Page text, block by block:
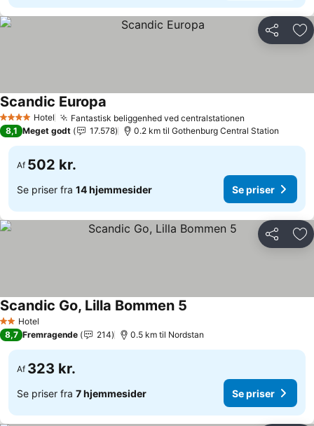
Del
4 StjernerHotel Fantastisk beliggenhed ved centralstationen
Scandic Europa
8,1 Meget godt 17.578 0.2 km til Gothenburg Central Station
Af 502 kr.
Se priser fra 14 hjemmesider Se priser
Del
2 Stjerner
Hotel
Scandic Go, Lilla Bommen 5
8,7 Fremragende 214 0.5 km til Nordstan
Af 323 kr.
Se priser fra 7 hjemmesider Se priser